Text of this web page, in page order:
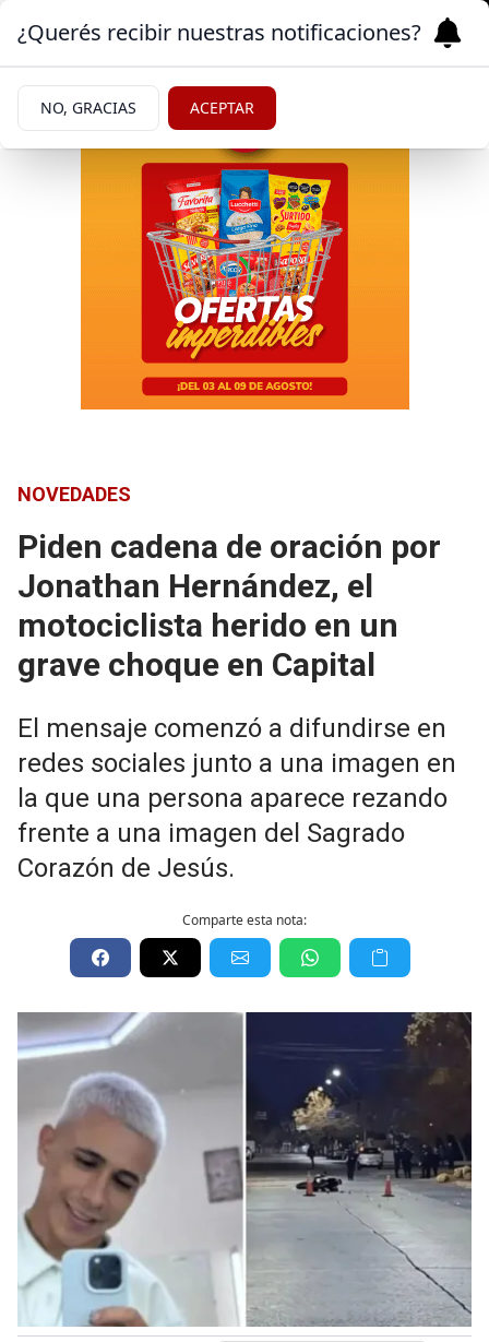
NOVEDADES
Piden cadena de oración por
Jonathan Hernández, el
motociclista herido en un
grave choque en Capital
El mensaje comenzó a difundirse en
redes sociales junto a una imagen en
la que una persona aparece rezando
frente a una imagen del Sagrado
Corazón de Jesús.
Comparte esta nota:
¿Querés recibir nuestras notificaciones?
NO, GRACIAS ACEPTAR